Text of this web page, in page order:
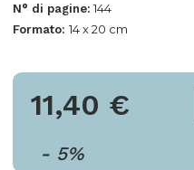
N° di pagine: 144
Formato: 14 x 20 cm
11,40 €
- 5%